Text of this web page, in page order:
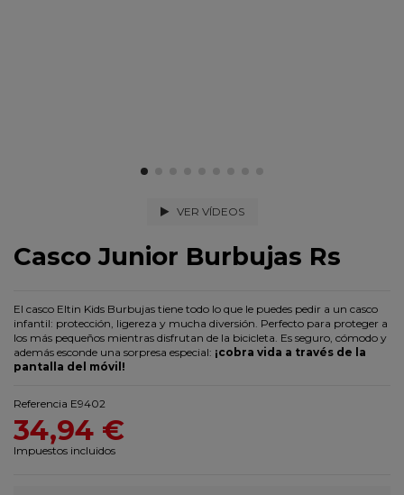
VER VÍDEOS
Casco Junior Burbujas Rs
El casco Eltin Kids Burbujas tiene todo lo que le puedes pedir a un casco
infantil: protección, ligereza y mucha diversión. Perfecto para proteger a
los más pequeños mientras disfrutan de la bicicleta. Es seguro, cómodo y
además esconde una sorpresa especial: ¡cobra vida a través de la
pantalla del móvil!
Referencia E9402
34,94 €
Impuestos incluidos